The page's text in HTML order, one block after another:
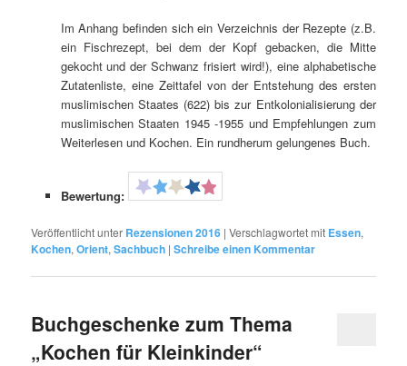
Im Anhang befinden sich ein Verzeichnis der Rezepte (z.B.
ein Fischrezept, bei dem der Kopf gebacken, die Mitte
gekocht und der Schwanz frisiert wird!), eine alphabetische
Zutatenliste, eine Zeittafel von der Entstehung des ersten
muslimischen Staates (622) bis zur Entkolonialisierung der
muslimischen Staaten 1945 -1955 und Empfehlungen zum
Weiterlesen und Kochen. Ein rundherum gelungenes Buch.
Bewertung:
Veröffentlicht unter Rezensionen 2016 |Verschlagwortet mit Essen,
Kochen,Orient,Sachbuch |Schreibe einen Kommentar
Buchgeschenke zum Thema
„Kochen für Kleinkinder“